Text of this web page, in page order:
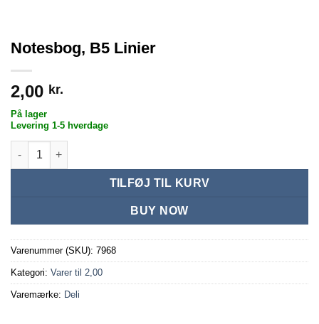
Notesbog, B5 Linier
2,00 kr.
På lager
Levering 1-5 hverdage
Notesbog, B5 Linier antal
TILFØJ TIL KURV
BUY NOW
Varenummer (SKU): 7968
Kategori: Varer til 2,00
Varemærke: Deli